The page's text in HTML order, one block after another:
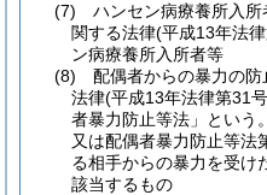
(7)
ハンセン病療養所入
関する法律(平成13年法
ン病療養所入所者等
(8)
配偶者からの暴力の
法律(平成13年法律第31
者暴力防止等法」という
又は配偶者暴力防止等法
る相手からの暴力を受け
該当するもの